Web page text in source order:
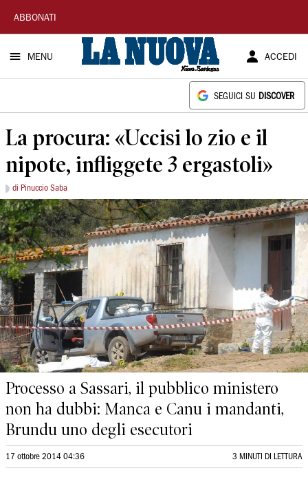
La
Nuova
Sardegna
ABBONATI
MENU ACCEDI
SEGUICI SU DISCOVER
La procura: «Uccisi lo zio e il
nipote, infliggete 3 ergastoli»
di Pinuccio Saba
Processo a Sassari, il pubblico ministero
non ha dubbi: Manca e Canu i mandanti,
Brundu uno degli esecutori
17 ottobre 2014 04:36 3 MINUTI DI LETTURA